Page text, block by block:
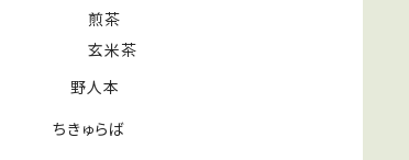
煎茶
玄米茶
野人本
ちきゅらば